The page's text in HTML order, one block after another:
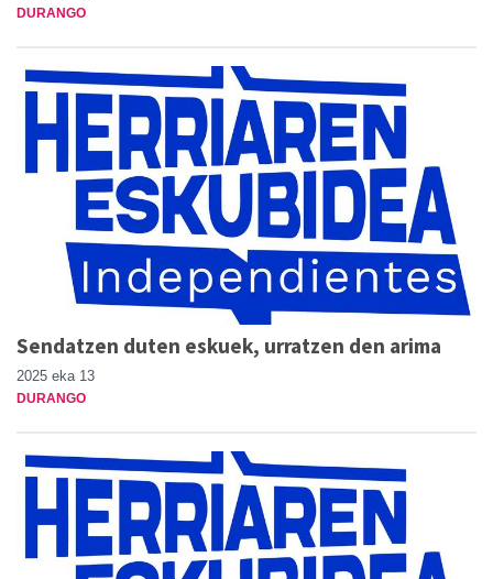
DURANGO
Sendatzen duten eskuek, urratzen den arima
2025 eka 13
DURANGO